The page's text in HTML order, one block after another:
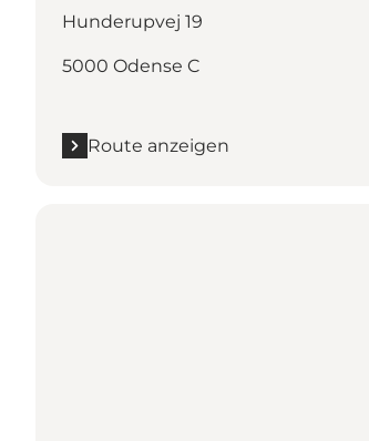
Hunderupvej 19
5000 Odense C
Route anzeigen